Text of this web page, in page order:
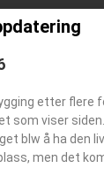
etter flere
som viser
blw å ha den
men det